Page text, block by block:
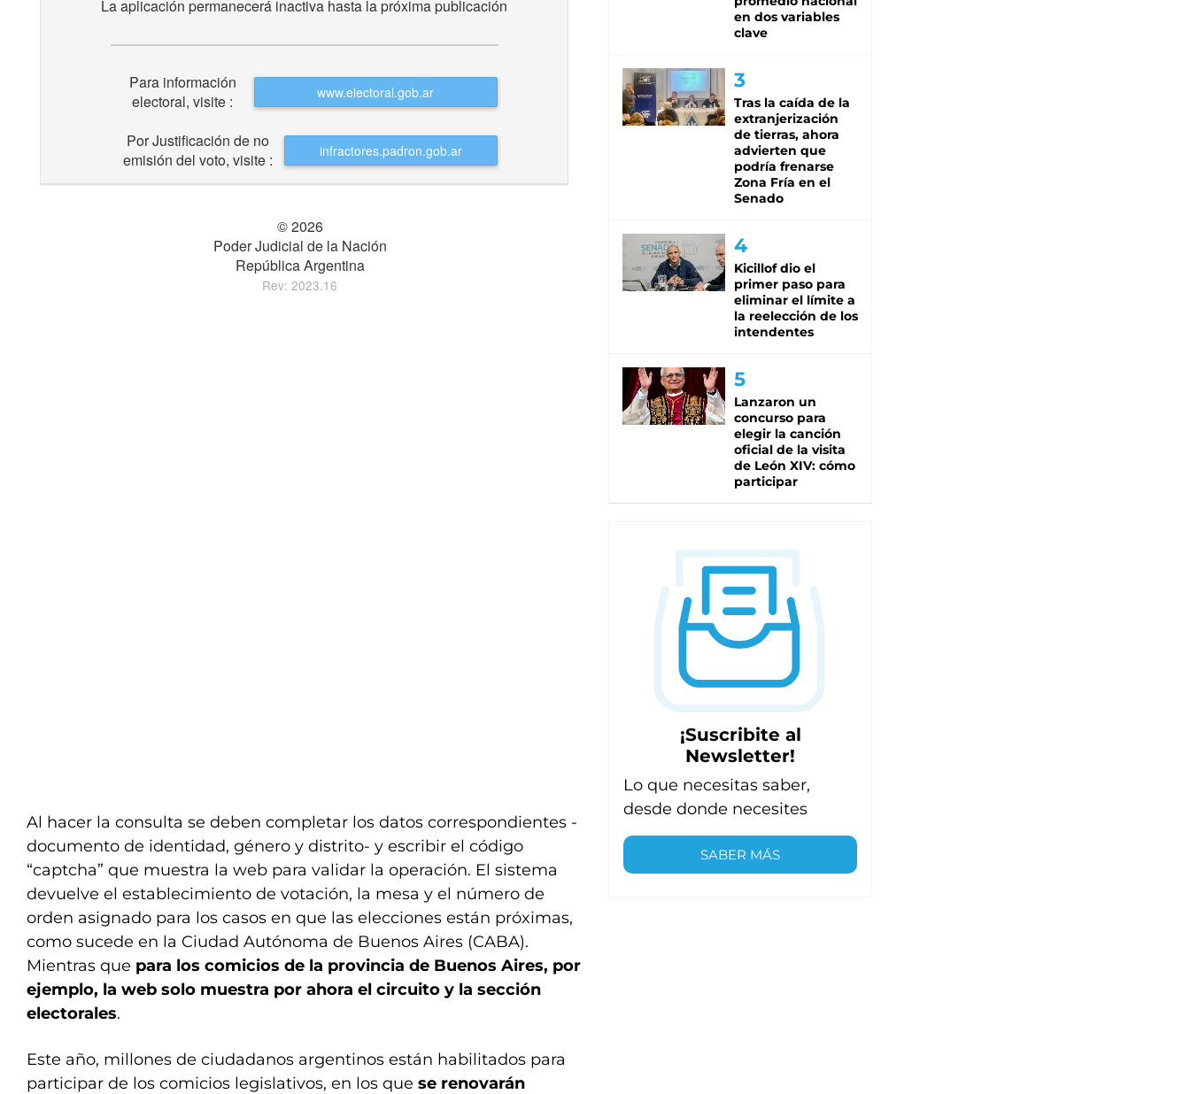
Al hacer la consulta se deben completar los datos correspondientes -
documento de identidad, género y distrito- y escribir el código
“captcha” que muestra la web para validar la operación. El sistema
devuelve el establecimiento de votación, la mesa y el número de
orden asignado para los casos en que las elecciones están próximas,
como sucede en la Ciudad Autónoma de Buenos Aires (CABA).
Mientras que para los comicios de la provincia de Buenos Aires, por
ejemplo, la web solo muestra por ahora el circuito y la sección
electorales.
Este año, millones de ciudadanos argentinos están habilitados para
participar de los comicios legislativos, en los que se renovarán
en dos variables
clave
Tras la caída de la
extranjerización
de tierras, ahora
advierten que
podría frenarse
Zona Fría en el
Senado
Kicillof dio el
primer paso para
eliminar el límite a
la reelección de los
intendentes
Lanzaron un
concurso para
elegir la canción
oficial de la visita
de León XIV: cómo
participar
¡Suscribite al
Newsletter!
Lo que necesitas saber,
desde donde necesites
SABER MÁS